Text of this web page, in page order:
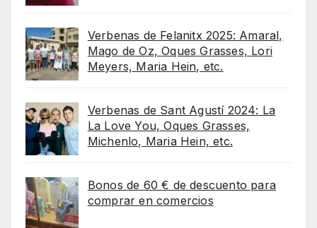
Verbenas de Felanitx 2025: Amaral,
Mago de Oz, Oques Grasses, Lori
Meyers, Maria Hein, etc.
Verbenas de Sant Agustí 2024: La
La Love You, Oques Grasses,
Michenlo, Maria Hein, etc.
Bonos de 60 € de descuento para
comprar en comercios